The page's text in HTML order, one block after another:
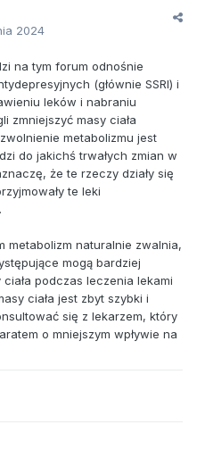
2024
na tym forum odnośnie
(głównie SSRI) i
leków i nabraniu
zmniejszyć masy ciała
metabolizmu jest
do jakichś trwałych zmian w
że te rzeczy działy się
te leki
metabolizm naturalnie zwalnia,
mogą bardziej
podczas leczenia lekami
ciała jest zbyt szybki i
się z lekarzem, który
o mniejszym wpływie na